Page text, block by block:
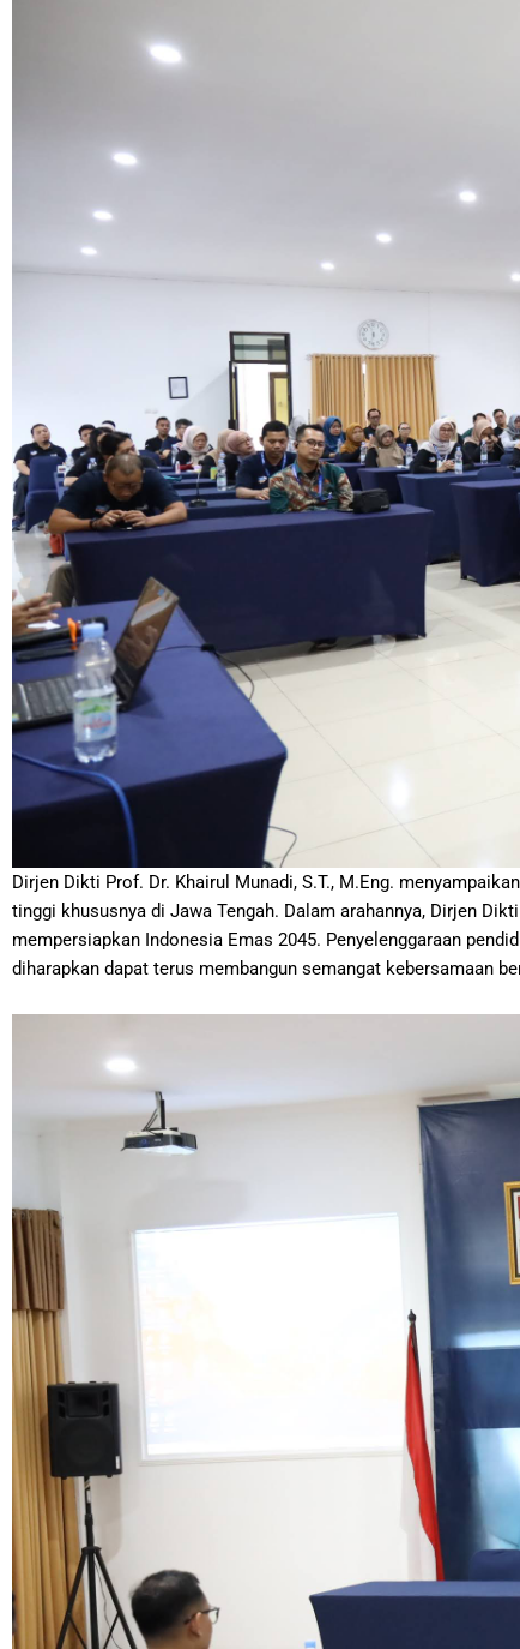
Dirjen Dikti Prof. Dr. Khairul Munadi, S.T., M.Eng.
tinggi khususnya di Jawa Tengah. Dalam arahannya, Dirjen
mempersiapkan Indonesia Emas 2045. Penyelenggaraan
diharapkan dapat terus membangun semangat kebersamaan